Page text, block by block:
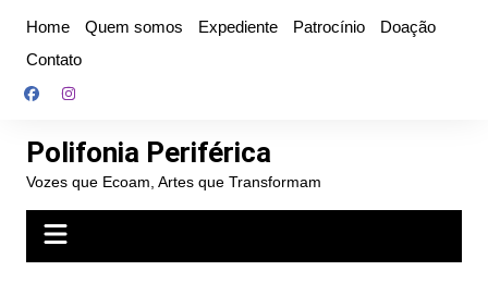
conteúdo
Home Quem somos Expediente Patrocínio
Doação
Contato
Polifonia Periférica
Vozes que Ecoam, Artes que Transformam